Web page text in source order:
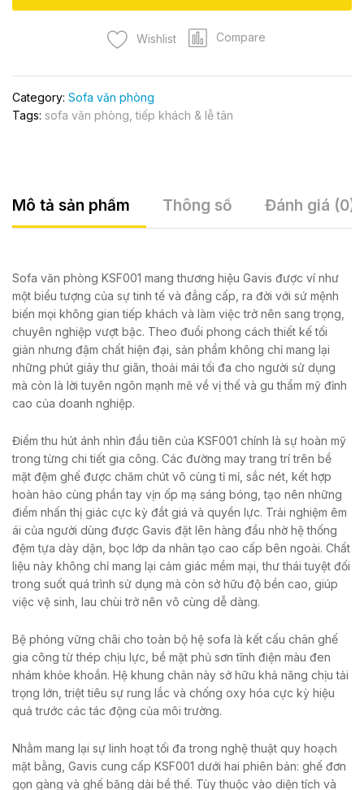
Wishlist Compare
Category: Sofa văn phòng
Tags: sofa văn phòng ,tiếp khách & lễ tân
Mô tả sản phẩm Thông số Đánh giá (0)
Sofa văn phòng KSF001 mang thương hiệu Gavis được ví như
một biểu tượng của sự tinh tế và đẳng cấp, ra đời với sứ mệnh
biến mọi không gian tiếp khách và làm việc trở nên sang trọng,
chuyên nghiệp vượt bậc. Theo đuổi phong cách thiết kế tối
giản nhưng đậm chất hiện đại, sản phẩm không chỉ mang lại
những phút giây thư giãn, thoải mái tối đa cho người sử dụng
mà còn là lời tuyên ngôn mạnh mẽ về vị thế và gu thẩm mỹ đỉnh
cao của doanh nghiệp.
Điểm thu hút ánh nhìn đầu tiên của KSF001 chính là sự hoàn mỹ
trong từng chi tiết gia công. Các đường may trang trí trên bề
mặt đệm ghế được chăm chút vô cùng tỉ mỉ, sắc nét, kết hợp
hoàn hảo cùng phần tay vịn ốp mạ sáng bóng, tạo nên những
điểm nhấn thị giác cực kỳ đắt giá và quyền lực. Trải nghiệm êm
ái của người dùng được Gavis đặt lên hàng đầu nhờ hệ thống
đệm tựa dày dặn, bọc lớp da nhân tạo cao cấp bên ngoài. Chất
liệu này không chỉ mang lại cảm giác mềm mại, thư thái tuyệt đối
trong suốt quá trình sử dụng mà còn sở hữu độ bền cao, giúp
việc vệ sinh, lau chùi trở nên vô cùng dễ dàng.
Bệ phóng vững chãi cho toàn bộ hệ sofa là kết cấu chân ghế
gia công từ thép chịu lực, bề mặt phủ sơn tĩnh điện màu đen
nhám khỏe khoắn. Hệ khung chân này sở hữu khả năng chịu tải
trọng lớn, triệt tiêu sự rung lắc và chống oxy hóa cực kỳ hiệu
quả trước các tác động của môi trường.
Nhằm mang lại sự linh hoạt tối đa trong nghệ thuật quy hoạch
mặt bằng, Gavis cung cấp KSF001 dưới hai phiên bản: ghế đơn
gọn gàng và ghế băng dài bề thế. Tùy thuộc vào diện tích và